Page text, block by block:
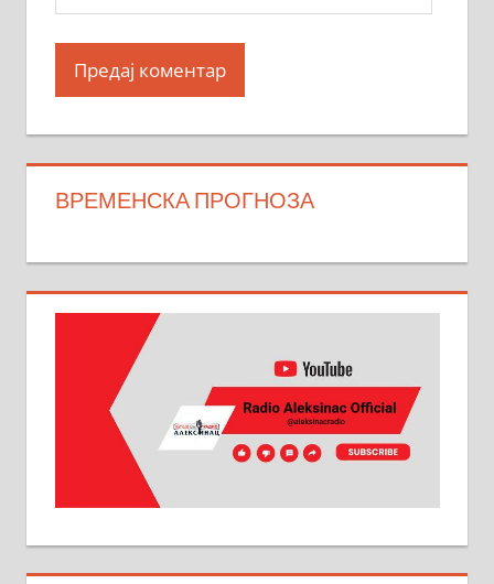
ВРЕМЕНСКА ПРОГНОЗА